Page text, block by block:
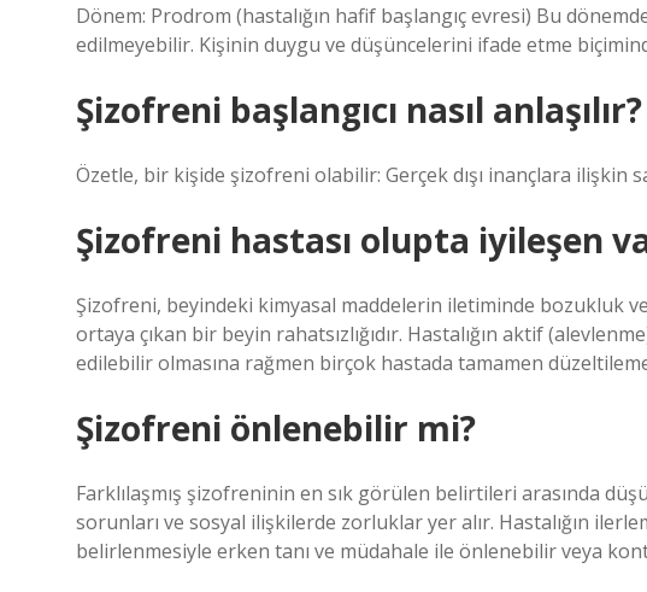
Dönem: Prodrom (hastalığın hafif başlangıç ​​evresi) Bu
edilmeyebilir. Kişinin duygu ve düşüncelerini ifade etme
Şizofreni başlangıcı nasıl anlaşılır?
Özetle, bir kişide şizofreni olabilir: Gerçek dışı inançlara ilişkin
Şizofreni hastası olupta iyileşen
Şizofreni, beyindeki kimyasal maddelerin iletiminde bozukluk ve
ortaya çıkan bir beyin rahatsızlığıdır. Hastalığın aktif
edilebilir olmasına rağmen birçok hastada tamamen
Şizofreni önlenebilir mi?
Farklılaşmış şizofreninin en sık görülen belirtileri arasında
sorunları ve sosyal ilişkilerde zorluklar yer alır. Hastalığın
belirlenmesiyle erken tanı ve müdahale ile önlenebilir veya